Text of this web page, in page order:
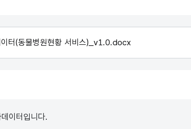
터(동물병원현황 서비스)_v1.0.docx
이터입니다.